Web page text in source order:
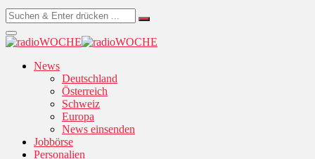
News
Deutschland
Österreich
Schweiz
Europa
News einsenden
Jobbörse
Personalien